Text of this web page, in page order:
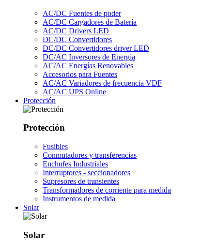
AC/DC Fuentes de poder
AC/DC Cargadores de Batería
AC/DC Drivers LED
DC/DC Convertidores
DC/DC Convertidores driver LED
DC/AC Inversores de Energía
AC/AC Energías Renovables
Accesorios para Fuentes
AC/AC Variadores de frecuencia VDF
AC/AC UPS Online
Protección
Protección
Fusibles
Conmutadores y transferencias
Enchufes Industriales
Interruptores - seccionadores
Supresores de transientes
Transformadores de corriente para medida
Instrumentos de medida
Solar
Solar